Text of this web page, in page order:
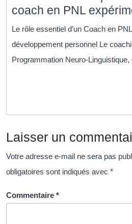
être
coach en PNL
Le rôle essentiel d’un Coach en
développement personnel Le
Programmation Neuro-Linguistique,
Laisser un
Votre adresse e-mail ne sera pas
obligatoires sont indiqués avec *
Commentaire *